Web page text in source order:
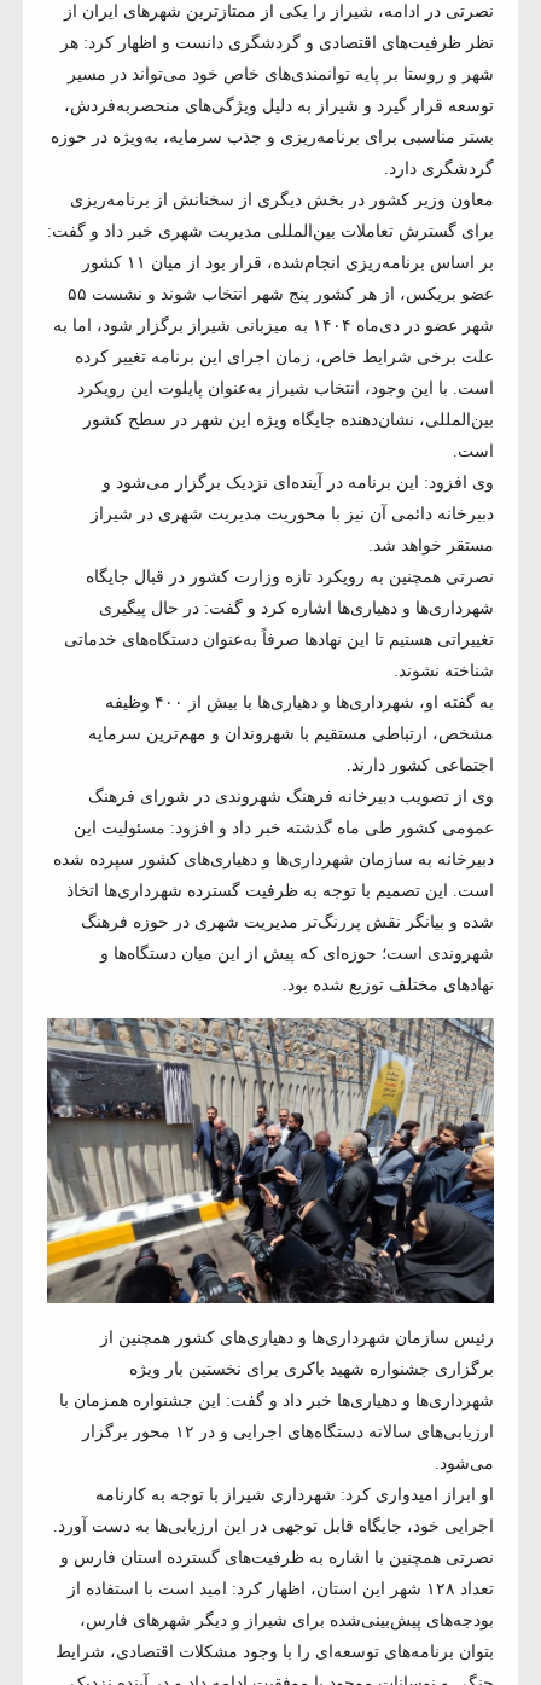
نصرتی در ادامه، شیراز را یکی از ممتازترین شهرهای ایران از
نظر ظرفیت‌های اقتصادی و گردشگری دانست و اظهار کرد: هر
شهر و روستا بر پایه توانمندی‌های خاص خود می‌تواند در مسیر
توسعه قرار گیرد و شیراز به دلیل ویژگی‌های منحصربه‌فردش،
بستر مناسبی برای برنامه‌ریزی و جذب سرمایه، به‌ویژه در حوزه
گردشگری دارد.
معاون وزیر کشور در بخش دیگری از سخنانش از برنامه‌ریزی
برای گسترش تعاملات بین‌المللی مدیریت شهری خبر داد و گفت:
بر اساس برنامه‌ریزی انجام‌شده، قرار بود از میان ۱۱ کشور
عضو بریکس، از هر کشور پنج شهر انتخاب شوند و نشست ۵۵
شهر عضو در دی‌ماه ۱۴۰۴ به میزبانی شیراز برگزار شود، اما به
علت برخی شرایط خاص، زمان اجرای این برنامه تغییر کرده
است. با این وجود، انتخاب شیراز به‌عنوان پایلوت این رویکرد
بین‌المللی، نشان‌دهنده جایگاه ویژه این شهر در سطح کشور
است.
وی افزود: این برنامه در آینده‌ای نزدیک برگزار می‌شود و
دبیرخانه دائمی آن نیز با محوریت مدیریت شهری در شیراز
مستقر خواهد شد.
نصرتی همچنین به رویکرد تازه وزارت کشور در قبال جایگاه
شهرداری‌ها و دهیاری‌ها اشاره کرد و گفت: در حال پیگیری
تغییراتی هستیم تا این نهادها صرفاً به‌عنوان دستگاه‌های خدماتی
شناخته نشوند.
به گفته او، شهرداری‌ها و دهیاری‌ها با بیش از ۴۰۰ وظیفه
مشخص، ارتباطی مستقیم با شهروندان و مهم‌ترین سرمایه
اجتماعی کشور دارند.
وی از تصویب دبیرخانه فرهنگ شهروندی در شورای فرهنگ
عمومی کشور طی ماه گذشته خبر داد و افزود: مسئولیت این
دبیرخانه به سازمان شهرداری‌ها و دهیاری‌های کشور سپرده شده
است. این تصمیم با توجه به ظرفیت گسترده شهرداری‌ها اتخاذ
شده و بیانگر نقش پررنگ‌تر مدیریت شهری در حوزه فرهنگ
شهروندی است؛ حوزه‌ای که پیش از این میان دستگاه‌ها و
نهادهای مختلف توزیع شده بود.
رئیس سازمان شهرداری‌ها و دهیاری‌های کشور همچنین از
برگزاری جشنواره شهید باکری برای نخستین بار ویژه
شهرداری‌ها و دهیاری‌ها خبر داد و گفت: این جشنواره همزمان با
ارزیابی‌های سالانه دستگاه‌های اجرایی و در ۱۲ محور برگزار
می‌شود.
او ابراز امیدواری کرد: شهرداری شیراز با توجه به کارنامه
اجرایی خود، جایگاه قابل توجهی در این ارزیابی‌ها به دست آورد.
نصرتی همچنین با اشاره به ظرفیت‌های گسترده استان فارس و
تعداد ۱۲۸ شهر این استان، اظهار کرد: امید است با استفاده از
بودجه‌های پیش‌بینی‌شده برای شیراز و دیگر شهرهای فارس،
بتوان برنامه‌های توسعه‌ای را با وجود مشکلات اقتصادی، شرایط